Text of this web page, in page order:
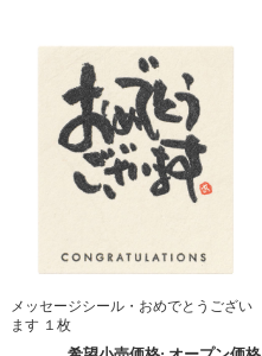
メッセージシール・おめでとうござい
ます １枚